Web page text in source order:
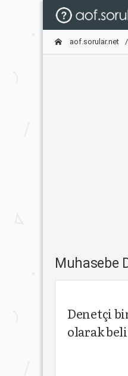
aof.sorular.net
Muhasebe
Denetçi
olarak